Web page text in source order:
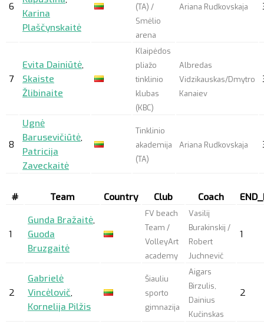
6
Karina
Plaščynskaitė
(TA) /
Smėlio
arena
Ariana Rudkovskaja
7
Evita Dainiūtė,
Skaiste
Žlibinaite
Klaipėdos
pliažo
tinklinio
klubas
(KBC)
Albredas
Vidzikauskas/Dmytro
Kanaiev
8
Ugnė
Barusevičiūtė,
Patricija
Zaveckaitė
Tinklinio
akademija
(TA)
Ariana Rudkovskaja
# Team Country Club Coach
1
Gunda Bražaitė,
Guoda
Bruzgaitė
FV beach
Team /
VolleyArt
academy
Vasilij
Burakinskij /
Robert
Juchnevič
1
2
Gabrielė
Vincėlovič,
Kornelija Pilžis
Šiauliu
sporto
gimnazija
Aigars
Birzulis,
Dainius
Kučinskas
2